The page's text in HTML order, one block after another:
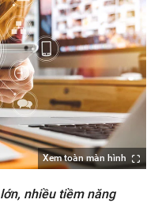
Xem toàn màn hình
nhiều tiềm năng